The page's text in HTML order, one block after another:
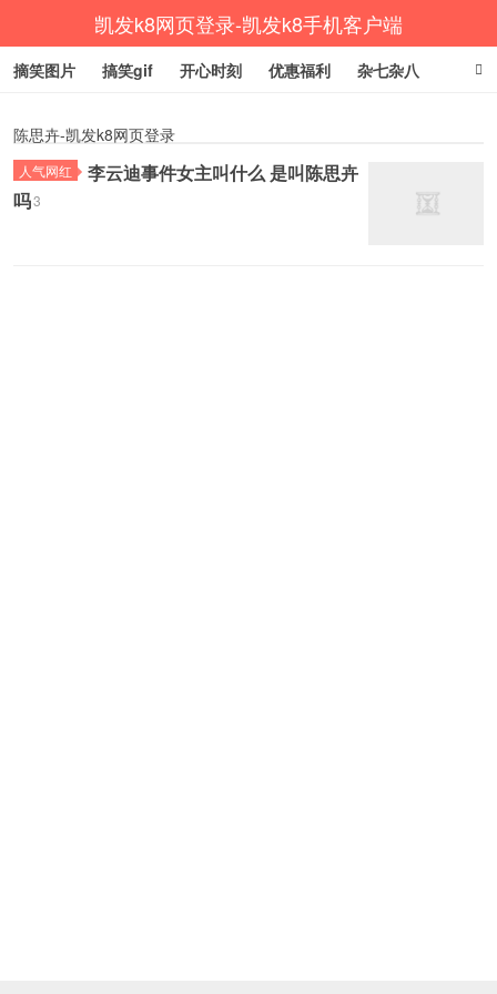
凯发k8网页登录-凯发k8手机客户端
摘笑图片 搞笑gif 开心时刻 优惠福利 杂七杂八
陈思卉-凯发k8网页登录
人气网红
李云迪事件女主叫什么 是叫陈思卉
吗3